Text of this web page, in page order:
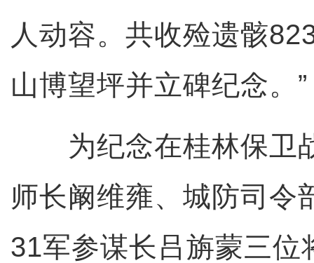
人动容。共收殓遗骸
山博望坪并立碑纪念。”
为纪念在桂林保卫
师长阚维雍、城防司令
31军参谋长吕旃蒙三位